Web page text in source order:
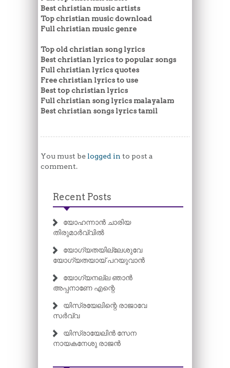
Best christian music artists
Top christian music download
Full christian music genre
Top old christian song lyrics
Best christian lyrics to popular songs
Full christian lyrics quotes
Free christian lyrics to use
Best top christian lyrics
Full christian song lyrics malayalam
Best christian songs lyrics tamil
You must be logged in to post a
comment.
Recent Posts
യോഹന്നാൻ ചാരിയ
തിരുമാർവ്വിൽ
യോഗ്യതയില്ലേശുവേ
യോഗ്യതയായ് പറയുവാൻ
യോഗ്യനല്ല ഞാൻ
അപ്പനാണേ എന്റെ
യിസ്രയേലിന്റെ രാജാവേ
സർവ്വ
യിസ്രായേലിൻ സേന
നായകനേശു രാജൻ